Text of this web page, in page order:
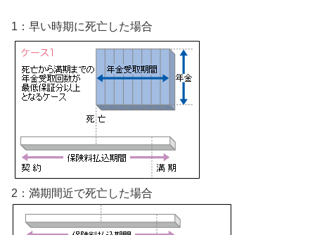
1：早い時期に死亡した場合
2：満期間近で死亡した場合